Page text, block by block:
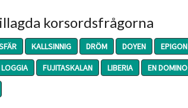
korsordsfrågorna
KALLSINNIG DRÖM DOYEN EPIGON
LOGGIA FUJITASKALAN LIBERIA EN DOMINO